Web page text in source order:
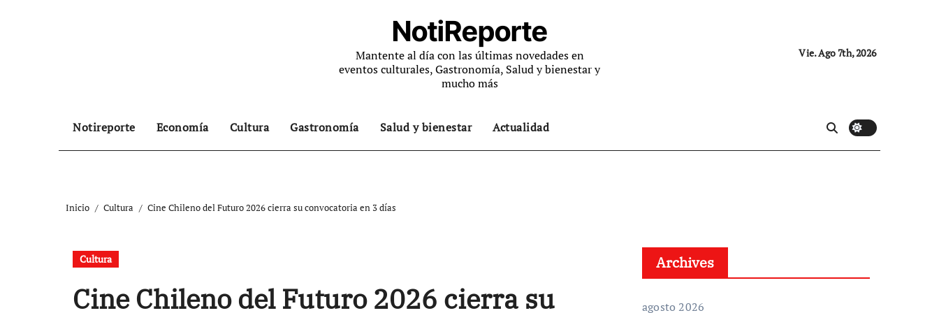
NotiReporte
Mantente al día con las últimas novedades en
eventos culturales, Gastronomía, Salud y bienestar y
mucho más
Vie. Ago 7th, 2026
Notireporte Economía Cultura Gastronomía Salud y bienestar Actualidad
Inicio Cultura Cine Chileno del Futuro 2026 cierra su convocatoria en 3 días
Cultura
Cine Chileno del Futuro 2026 cierra su
Archives
agosto 2026